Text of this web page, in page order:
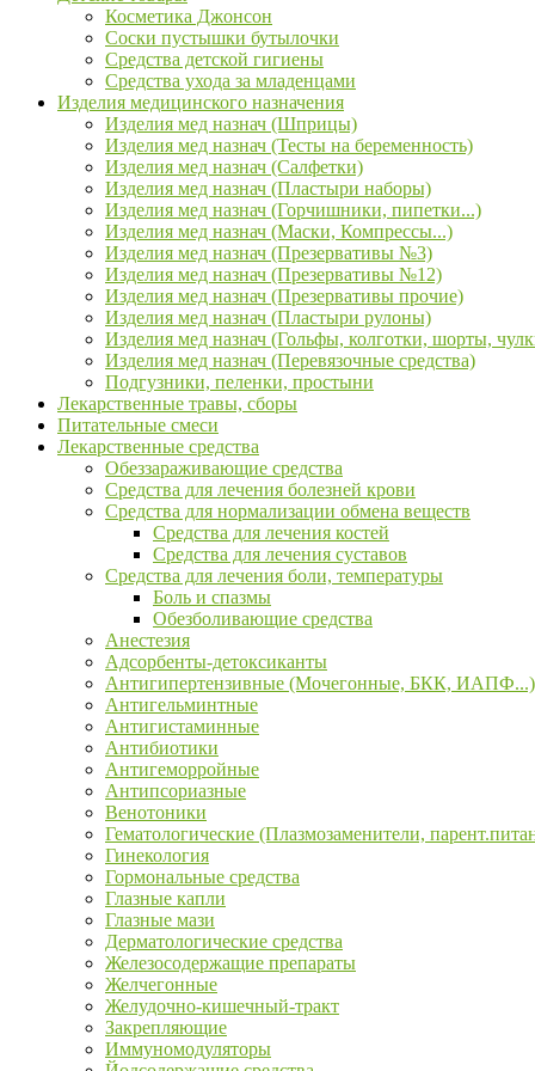
Косметика Джонсон
Соски пустышки бутылочки
Средства детской гигиены
Средства ухода за младенцами
Изделия медицинского назначения
Изделия мед назнач (Шприцы)
Изделия мед назнач (Тесты на беременность)
Изделия мед назнач (Салфетки)
Изделия мед назнач (Пластыри наборы)
Изделия мед назнач (Горчишники, пипетки...)
Изделия мед назнач (Маски, Компрессы...)
Изделия мед назнач (Презервативы №3)
Изделия мед назнач (Презервативы №12)
Изделия мед назнач (Презервативы прочие)
Изделия мед назнач (Пластыри рулоны)
Изделия мед назнач (Гольфы, колготки, шорты,
Изделия мед назнач (Перевязочные средства)
Подгузники, пеленки, простыни
Лекарственные травы, сборы
Питательные смеси
Лекарственные средства
Обеззараживающие средства
Средства для лечения болезней крови
Средства для нормализации обмена веществ
Средства для лечения костей
Средства для лечения суставов
Средства для лечения боли, температуры
Боль и спазмы
Обезболивающие средства
Анестезия
Адсорбенты-детоксиканты
Антигипертензивные (Мочегонные, БКК, ИАПФ...)
Антигельминтные
Антигистаминные
Антибиотики
Антигеморройные
Антипсориазные
Венотоники
Гематологические (Плазмозаменители,
Гинекология
Гормональные средства
Глазные капли
Глазные мази
Дерматологические средства
Железосодержащие препараты
Желчегонные
Желудочно-кишечный-тракт
Закрепляющие
Иммуномодуляторы